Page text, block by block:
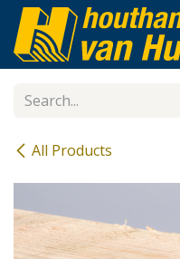
Skip to Content
All Products